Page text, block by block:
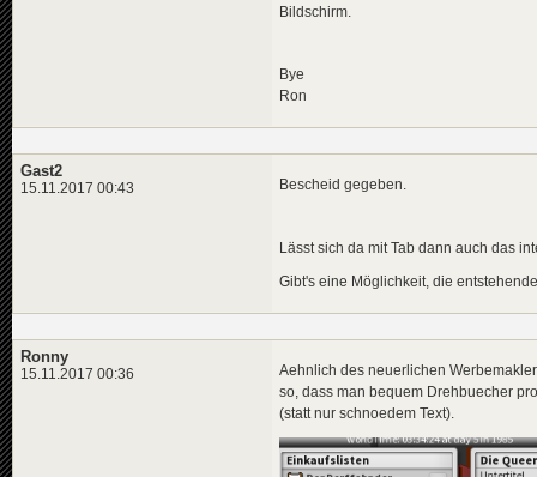
Bildschirm.
Bye
Ron
Gast2
15.11.2017 00:43 Bescheid gegeben.
Lässt sich da mit Tab dann auch das
Gibt's eine Möglichkeit, die
Ronny
15.11.2017 00:36
Aehnlich des neuerlichen
so, dass man bequem Drehbuecher
(statt nur schnoedem Text).